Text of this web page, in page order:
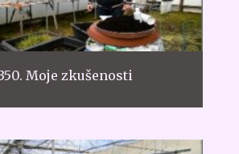
Moje zkušenosti